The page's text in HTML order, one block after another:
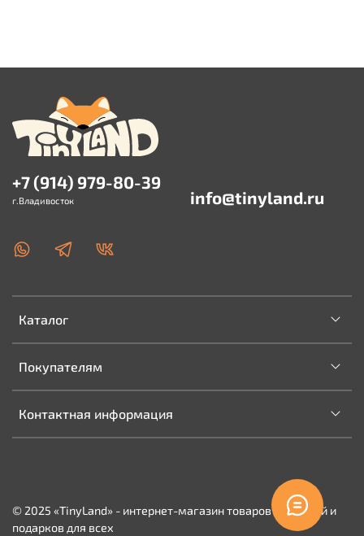
Каталог
Покупателям
Контактная информация
+7 (914) 979-80-39
г.Владивосток info@tinyland.ru
© 2025 «TinyLand» - интернет-магазин товаров для детей и
подарков для всех